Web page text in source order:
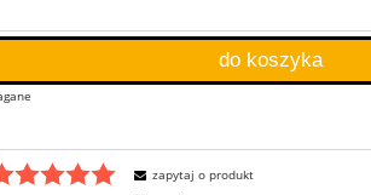
do koszyka
zapytaj o produkt